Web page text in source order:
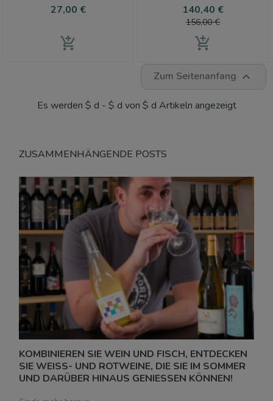
Preis
27,00 €
add_shopping_cart
Preis
140,40 €
156,00 €
add_shopping_cart
Zum Seitenanfang 
Es werden $ d - $ d von $ d Artikeln angezeigt
ZUSAMMENHÄNGENDE POSTS
KOMBINIEREN SIE WEIN UND FISCH, ENTDECKEN
SIE WEISS- UND ROTWEINE, DIE SIE IM SOMMER U
ND DARÜBER HINAUS GENIESSEN KÖNNEN!